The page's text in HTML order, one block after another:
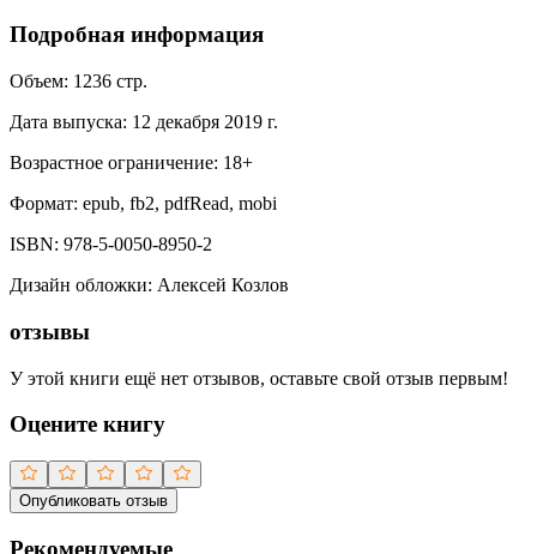
Подробная информация
Объем: 1236 стр.
Дата выпуска: 12 декабря 2019 г.
Возрастное ограничение: 18+
Формат: epub, fb2, pdfRead, mobi
ISBN: 978-5-0050-8950-2
Дизайн обложки: Алексей Козлов
отзывы
У этой книги ещё нет отзывов, оставьте свой отзыв первым!
Оцените книгу
Опубликовать отзыв
Рекомендуемые